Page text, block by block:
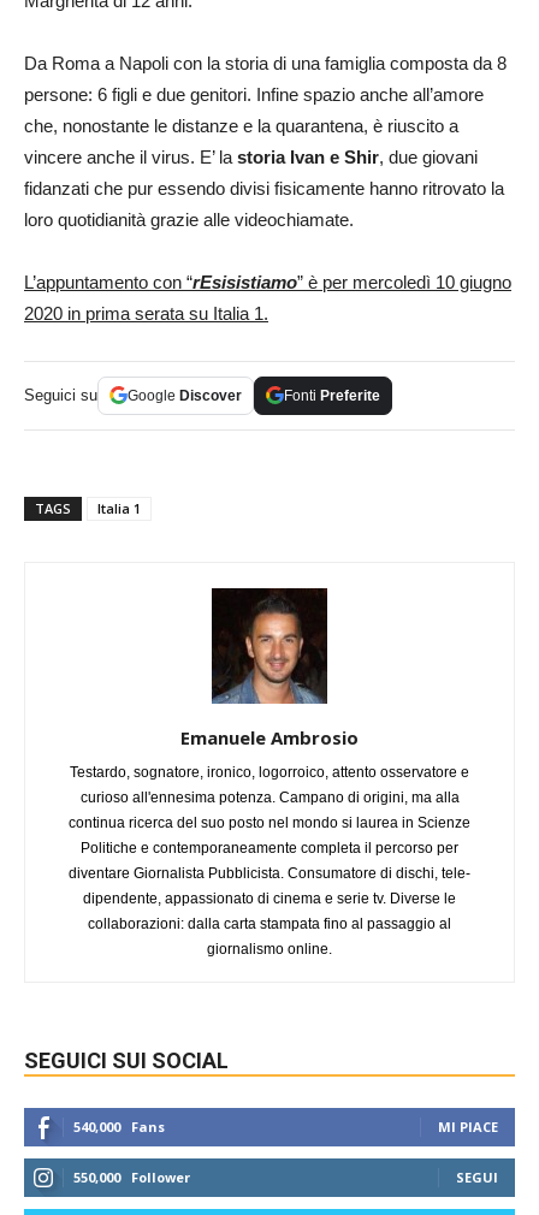
Da Roma a Napoli con la storia di una famiglia composta da 8
persone: 6 figli e due genitori. Infine spazio anche all’amore
che, nonostante le distanze e la quarantena, è riuscito a
vincere anche il virus. E’ la storia Ivan e Shir, due giovani
fidanzati che pur essendo divisi fisicamente hanno ritrovato la
loro quotidianità grazie alle videochiamate.
L’appuntamento con “rEsisistiamo” è per mercoledì 10 giugno
2020 in prima serata su Italia 1.
Seguici su Google Discover Fonti Preferite
TAGS Italia 1
Emanuele Ambrosio
Testardo, sognatore, ironico, logorroico, attento osservatore e
curioso all'ennesima potenza. Campano di origini, ma alla
continua ricerca del suo posto nel mondo si laurea in Scienze
Politiche e contemporaneamente completa il percorso per
diventare Giornalista Pubblicista. Consumatore di dischi, tele-
dipendente, appassionato di cinema e serie tv. Diverse le
collaborazioni: dalla carta stampata fino al passaggio al
giornalismo online.
SEGUICI SUI SOCIAL
540,000 Fans MI PIACE
550,000 Follower SEGUI